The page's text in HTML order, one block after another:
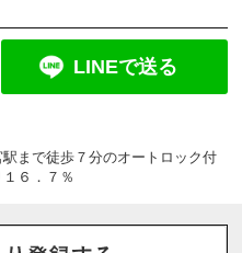
LINEで送る
まで徒歩７分のオートロック付
６．７％